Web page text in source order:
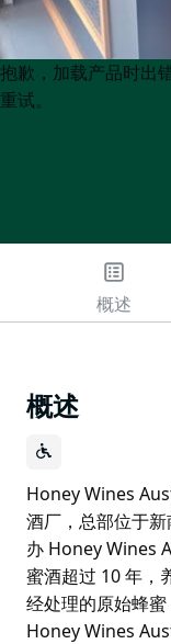
Product
List
Product
List
抱歉，加载产品时出
重试。
概述
概述
Honey Wines
酒厂，总部位于
办 Honey Wines
蜜酒超过 10 年，
经处理的原始蜂蜜
Honey Wines